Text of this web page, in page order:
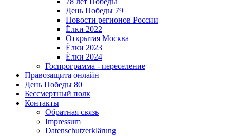
День Победы 79
Новости регионов России
Ёлки 2022
Открытая Москва
Ёлки 2023
Ёлки 2024
Госпрограмма - переселение
Правозащита онлайн
День Победы 80
Бессмертный полк
Контакты
Обратная связь
Impressum
Datenschutzerklärung